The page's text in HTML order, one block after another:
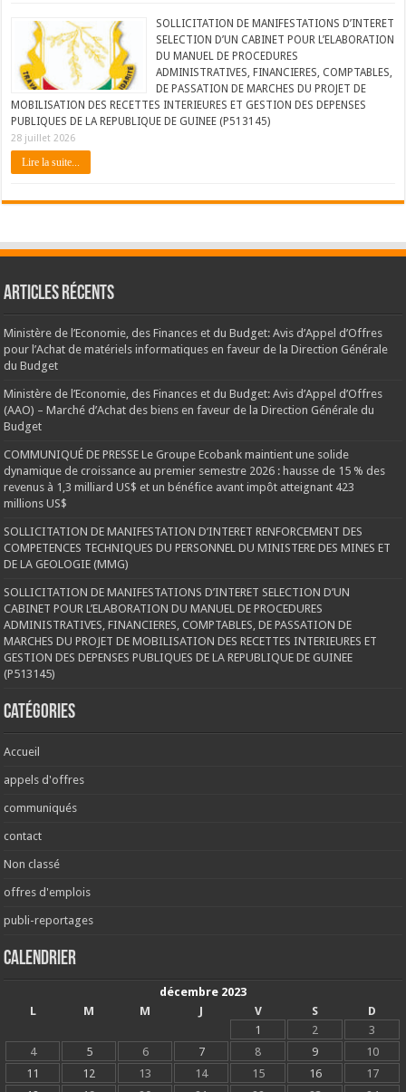
SOLLICITATION DE MANIFESTATIONS D’INTERET
SELECTION D’UN CABINET POUR L’ELABORATION
DU MANUEL DE PROCEDURES
ADMINISTRATIVES, FINANCIERES, COMPTABLES,
DE PASSATION DE MARCHES DU PROJET DE
MOBILISATION DES RECETTES INTERIEURES ET GESTION DES DEPENSES
PUBLIQUES DE LA REPUBLIQUE DE GUINEE (P513145)
28 juillet 2026
Lire la suite...
Articles récents
Ministère de l’Economie, des Finances et du Budget: Avis d’Appel d’Offres
pour l’Achat de matériels informatiques en faveur de la Direction Générale
du Budget
Ministère de l’Economie, des Finances et du Budget: Avis d’Appel d’Offres
(AAO) – Marché d’Achat des biens en faveur de la Direction Générale du
Budget
COMMUNIQUÉ DE PRESSE Le Groupe Ecobank maintient une solide
dynamique de croissance au premier semestre 2026 : hausse de 15 % des
revenus à 1,3 milliard US$ et un bénéfice avant impôt atteignant 423
millions US$
SOLLICITATION DE MANIFESTATION D’INTERET RENFORCEMENT DES
COMPETENCES TECHNIQUES DU PERSONNEL DU MINISTERE DES MINES ET
DE LA GEOLOGIE (MMG)
SOLLICITATION DE MANIFESTATIONS D’INTERET SELECTION D’UN
CABINET POUR L’ELABORATION DU MANUEL DE PROCEDURES
ADMINISTRATIVES, FINANCIERES, COMPTABLES, DE PASSATION DE
MARCHES DU PROJET DE MOBILISATION DES RECETTES INTERIEURES ET
GESTION DES DEPENSES PUBLIQUES DE LA REPUBLIQUE DE GUINEE
(P513145)
Catégories
Accueil
appels d'offres
communiqués
contact
Non classé
offres d'emplois
publi-reportages
Calendrier
décembre 2023
L
M M J V S
D
1
2
3
4
5 6 7 8 9
10
11
12 13 14 15 16
17